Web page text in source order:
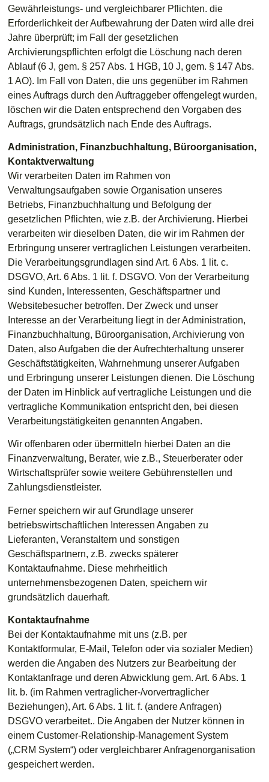
Gewährleistungs- und vergleichbarer Pflichten. die
Erforderlichkeit der Aufbewahrung der Daten wird alle drei
Jahre überprüft; im Fall der gesetzlichen
Archivierungspflichten erfolgt die Löschung nach deren
Ablauf (6 J, gem. § 257 Abs. 1 HGB, 10 J, gem. § 147 Abs.
1 AO). Im Fall von Daten, die uns gegenüber im Rahmen
eines Auftrags durch den Auftraggeber offengelegt wurden,
löschen wir die Daten entsprechend den Vorgaben des
Auftrags, grundsätzlich nach Ende des Auftrags.
Administration, Finanzbuchhaltung, Büroorganisation,
Kontaktverwaltung
Wir verarbeiten Daten im Rahmen von
Verwaltungsaufgaben sowie Organisation unseres
Betriebs, Finanzbuchhaltung und Befolgung der
gesetzlichen Pflichten, wie z.B. der Archivierung. Hierbei
verarbeiten wir dieselben Daten, die wir im Rahmen der
Erbringung unserer vertraglichen Leistungen verarbeiten.
Die Verarbeitungsgrundlagen sind Art. 6 Abs. 1 lit. c.
DSGVO, Art. 6 Abs. 1 lit. f. DSGVO. Von der Verarbeitung
sind Kunden, Interessenten, Geschäftspartner und
Websitebesucher betroffen. Der Zweck und unser
Interesse an der Verarbeitung liegt in der Administration,
Finanzbuchhaltung, Büroorganisation, Archivierung von
Daten, also Aufgaben die der Aufrechterhaltung unserer
Geschäftstätigkeiten, Wahrnehmung unserer Aufgaben
und Erbringung unserer Leistungen dienen. Die Löschung
der Daten im Hinblick auf vertragliche Leistungen und die
vertragliche Kommunikation entspricht den, bei diesen
Verarbeitungstätigkeiten genannten Angaben.
Wir offenbaren oder übermitteln hierbei Daten an die
Finanzverwaltung, Berater, wie z.B., Steuerberater oder
Wirtschaftsprüfer sowie weitere Gebührenstellen und
Zahlungsdienstleister.
Ferner speichern wir auf Grundlage unserer
betriebswirtschaftlichen Interessen Angaben zu
Lieferanten, Veranstaltern und sonstigen
Geschäftspartnern, z.B. zwecks späterer
Kontaktaufnahme. Diese mehrheitlich
unternehmensbezogenen Daten, speichern wir
grundsätzlich dauerhaft.
Kontaktaufnahme
Bei der Kontaktaufnahme mit uns (z.B. per
Kontaktformular, E-Mail, Telefon oder via sozialer Medien)
werden die Angaben des Nutzers zur Bearbeitung der
Kontaktanfrage und deren Abwicklung gem. Art. 6 Abs. 1
lit. b. (im Rahmen vertraglicher-/vorvertraglicher
Beziehungen), Art. 6 Abs. 1 lit. f. (andere Anfragen)
DSGVO verarbeitet.. Die Angaben der Nutzer können in
einem Customer-Relationship-Management System
(„CRM System“) oder vergleichbarer Anfragenorganisation
gespeichert werden.